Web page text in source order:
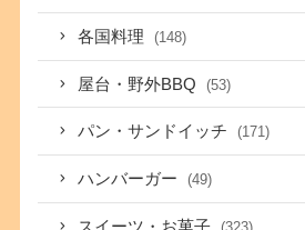
各国料理 (148)
屋台・野外BBQ (53)
パン・サンドイッチ (171)
ハンバーガー (49)